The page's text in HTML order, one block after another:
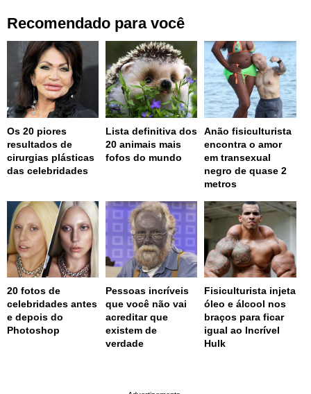
Recomendado para você
Os 20 piores
resultados de
cirurgias plásticas
das celebridades
Lista definitiva dos
20 animais mais
fofos do mundo
Anão fisiculturista
encontra o amor
em transexual
negro de quase 2
metros
20 fotos de
celebridades antes
e depois do
Photoshop
Pessoas incríveis
que você não vai
acreditar que
existem de
verdade
Fisiculturista injeta
óleo e álcool nos
braços para ficar
igual ao Incrível
Hulk